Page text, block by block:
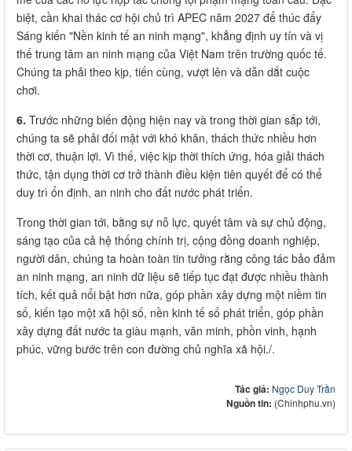
biệt, cần khai thác cơ hội chủ trì APEC năm 2027 để thúc đẩy
Sáng kiến "Nền kinh tế an ninh mạng", khẳng định uy tín và vị
thế trung tâm an ninh mạng của Việt Nam trên trường quốc tế.
Chúng ta phải theo kịp, tiến cùng, vượt lên và dẫn dắt cuộc
chơi.
6. Trước những biến động hiện nay và trong thời gian sắp tới,
chúng ta sẽ phải đối mặt với khó khăn, thách thức nhiều hơn
thời cơ, thuận lợi. Vì thế, việc kịp thời thích ứng, hóa giải thách
thức, tận dụng thời cơ trở thành điều kiện tiên quyết để có thể
duy trì ổn định, an ninh cho đất nước phát triển.
Trong thời gian tới, bằng sự nỗ lực, quyết tâm và sự chủ động,
sáng tạo của cả hệ thống chính trị, cộng đồng doanh nghiệp,
người dân, chúng ta hoàn toàn tin tưởng rằng công tác bảo đảm
an ninh mạng, an ninh dữ liệu sẽ tiếp tục đạt được nhiều thành
tích, kết quả nổi bật hơn nữa, góp phần xây dựng một niềm tin
số, kiến tạo một xã hội số, nền kinh tế số phát triển, góp phần
xây dựng đất nước ta giàu mạnh, văn minh, phồn vinh, hạnh
phúc, vững bước trên con đường chủ nghĩa xã hội./.
Tác giả: Ngọc Duy Trần
Nguồn tin: (Chinhphu.vn)